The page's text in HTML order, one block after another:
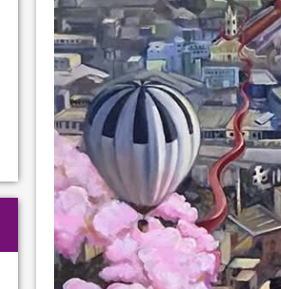
نتائج الاستفتاء.. بين اعلان الموالاة والمعارضة...